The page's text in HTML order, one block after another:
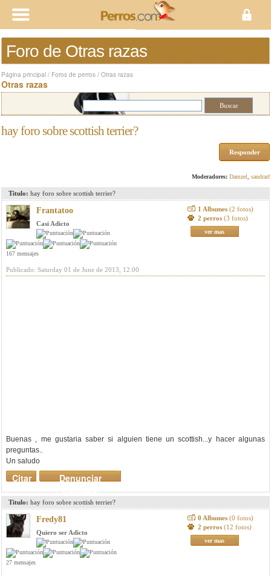
Foro de Otras razas
Página principal / Foros de perros / Otras razas
Otras razas
hay foro sobre scottish terrier?
Responder
Moderadores: Damzel sandrarf
Titulo: hay foro sobre scottish terrier?
Frantatoo
Casi Adicto
167 mensajes
1 Albumes (2 fotos)
2 perros (3 fotos)
ver mas
Publicado: Saturday 01 de June de 2013, 12:00
Buenas , me gustaria saber si alguien tiene un scottish...y hacer algunas
preguntas..
Un saludo
Denunciar
mensaje
Citar
Titulo: hay foro sobre scottish terrier?
Fredy81
Quiero ser Adicto
27 mensajes
0 Albumes (0 fotos)
2 perros (12 fotos)
ver mas